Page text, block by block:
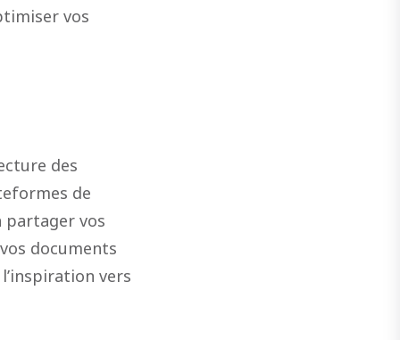
vos
des
de
partager vos
documents
vers